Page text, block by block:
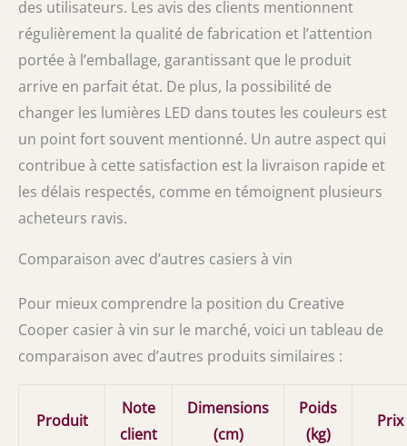
des utilisateurs. Les avis des clients mentionnent
régulièrement la qualité de fabrication et l’attention
portée à l’emballage, garantissant que le produit
arrive en parfait état. De plus, la possibilité de
changer les lumières LED dans toutes les couleurs est
un point fort souvent mentionné. Un autre aspect qui
contribue à cette satisfaction est la livraison rapide et
les délais respectés, comme en témoignent plusieurs
acheteurs ravis.
Comparaison avec d’autres casiers à vin
Pour mieux comprendre la position du Creative
Cooper casier à vin sur le marché, voici un tableau de
comparaison avec d’autres produits similaires :
Produit
Note
client
Dimensions
(cm)
Poids
(kg)
Prix